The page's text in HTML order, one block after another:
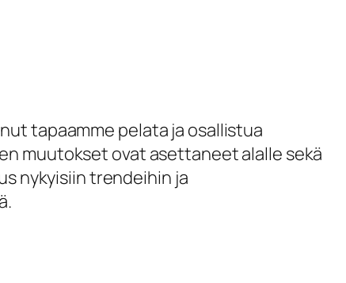
tapaamme pelata ja osallistua
muutokset ovat asettaneet alalle sekä
nykyisiin trendeihin ja